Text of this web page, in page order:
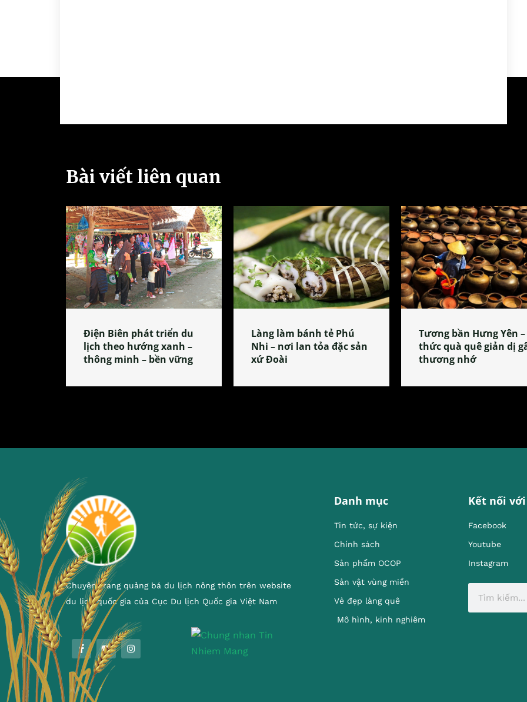
Bài viết liên quan
Điện Biên phát triển du
lịch theo hướng xanh –
thông minh – bền vững
Làng làm bánh tẻ Phú
Nhi – nơi lan tỏa đặc sản
xứ Đoài
Tương bần Hưng Yên –
thức quà quê giản dị
thương nhớ
Chuyên trang quảng bá du lịch nông thôn trên website
du lịch quốc gia của Cục Du lịch Quốc gia Việt Nam
Danh mục
Tin tức, sự kiện
Chính sách
Sản phẩm OCOP
Sản vật vùng miền
Vẻ đẹp làng quê
Mô hình, kinh nghiêm
Kết nối
Facebook
Youtube
Instagram